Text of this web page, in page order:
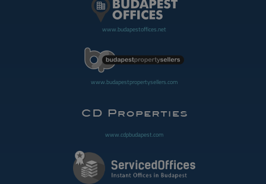
www.budapestoffices.net
www.budapestpropertysellers.com
www.cdpbudapest.com